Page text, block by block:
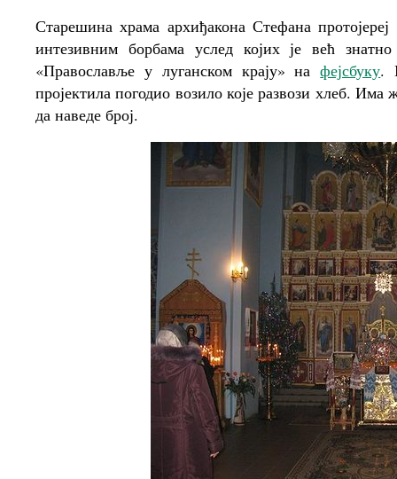
Старешина храма архиђакона Стефана
интезивним борбама услед којих је већ
«Православље у луганском крају» нафејсбуку.
пројектила погодио возило које развози хлеб.
да наведе број.